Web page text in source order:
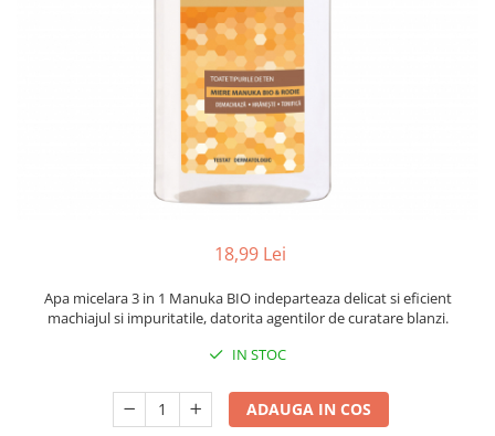
Cosmetice profesionale
Tratamente si masca de par
Vopsea de par si oxidant
Ingrijire corp
Deodorante si antiperspirante
Lotiuni si creme de corp
18,99 Lei
Apa micelara 3 in 1 Manuka BIO indeparteaza delicat si eficient
machiajul si impuritatile, datorita agentilor de curatare blanzi.
IN STOC
ADAUGA IN COS